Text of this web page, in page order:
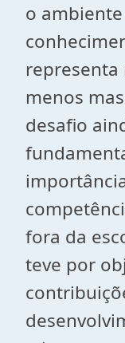
o
menos
desafio
fora da
teve por